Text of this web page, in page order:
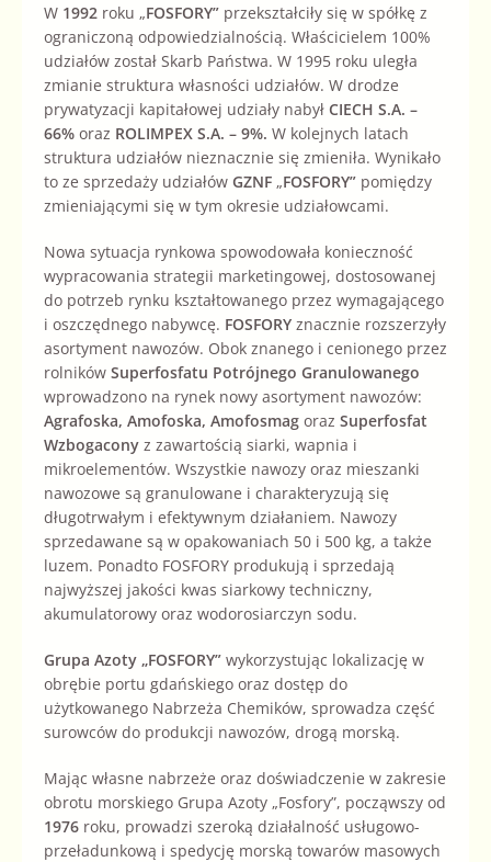
W 1992 roku „FOSFORY” przekształciły się w spółkę z
ograniczoną odpowiedzialnością. Właścicielem 100%
udziałów został Skarb Państwa. W 1995 roku uległa
zmianie struktura własności udziałów. W drodze
prywatyzacji kapitałowej udziały nabył CIECH S.A. –
66% oraz ROLIMPEX S.A. – 9%. W kolejnych latach
struktura udziałów nieznacznie się zmieniła. Wynikało
to ze sprzedaży udziałów GZNF „FOSFORY” pomiędzy
zmieniającymi się w tym okresie udziałowcami.
Nowa sytuacja rynkowa spowodowała konieczność
wypracowania strategii marketingowej, dostosowanej
do potrzeb rynku kształtowanego przez wymagającego
i oszczędnego nabywcę. FOSFORY znacznie rozszerzyły
asortyment nawozów. Obok znanego i cenionego przez
rolników Superfosfatu Potrójnego Granulowanego
wprowadzono na rynek nowy asortyment nawozów:
Agrafoska, Amofoska, Amofosmag oraz Superfosfat
Wzbogacony z zawartością siarki, wapnia i
mikroelementów. Wszystkie nawozy oraz mieszanki
nawozowe są granulowane i charakteryzują się
długotrwałym i efektywnym działaniem. Nawozy
sprzedawane są w opakowaniach 50 i 500 kg, a także
luzem. Ponadto FOSFORY produkują i sprzedają
najwyższej jakości kwas siarkowy techniczny,
akumulatorowy oraz wodorosiarczyn sodu.
Grupa Azoty „FOSFORY” wykorzystując lokalizację w
obrębie portu gdańskiego oraz dostęp do
użytkowanego Nabrzeża Chemików, sprowadza część
surowców do produkcji nawozów, drogą morską.
Mając własne nabrzeże oraz doświadczenie w zakresie
obrotu morskiego Grupa Azoty „Fosfory”, począwszy od
1976 roku, prowadzi szeroką działalność usługowo-
przeładunkową i spedycję morską towarów masowych